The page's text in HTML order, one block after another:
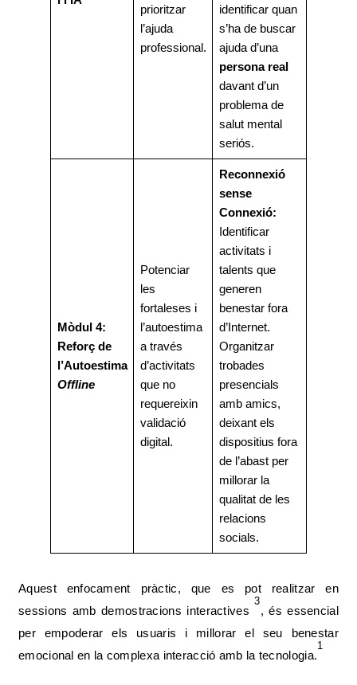
prioritzar
l’ajuda
professional.
identificar quan
s’ha de buscar
ajuda d’una
persona real
davant d’un
problema de
salut mental
seriós.
Mòdul 4:
Reforç de
l’Autoestima
Offline
Potenciar
les
fortaleses i
l’autoestima
a través
d’activitats
que no
requereixin
validació
digital.
Reconnexió
sense
Connexió:
Identificar
activitats i
talents que
generen
benestar fora
d’Internet.
Organitzar
trobades
presencials
amb amics,
deixant els
dispositius fora
de l’abast per
millorar la
qualitat de les
relacions
socials.
Aquest enfocament pràctic, que es pot realitzar en
sessions amb demostracions interactives
3
, és essencial
per empoderar els usuaris i millorar el seu benestar
emocional en la complexa interacció amb la tecnologia.
1